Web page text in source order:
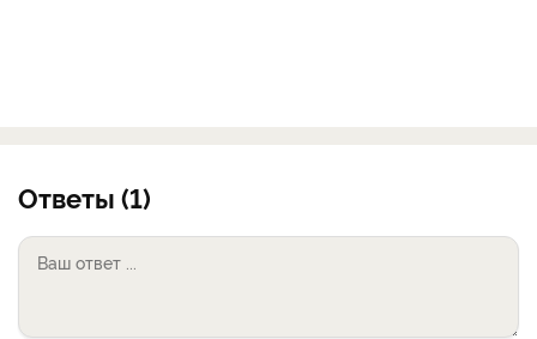
Ответы (1)